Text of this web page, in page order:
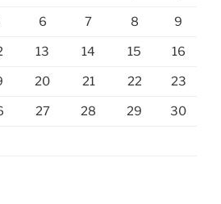
6 7 8 9
13 14 15 16
20 21 22 23
27 28 29 30